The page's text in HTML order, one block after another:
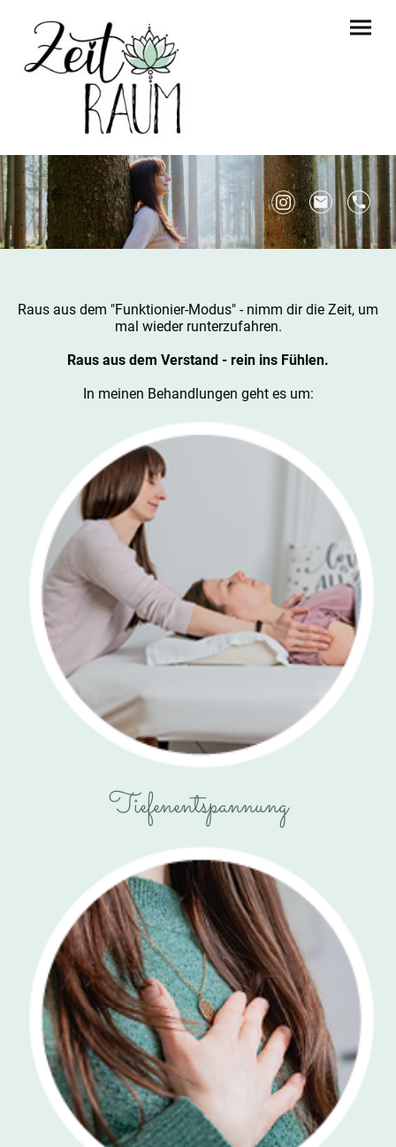
Raus aus dem "Funktionier-Modus" - nimm dir die Zeit, um
mal wieder runterzufahren.
Raus aus dem Verstand - rein ins Fühlen.
In meinen Behandlungen geht es um:
Tiefenentspannung